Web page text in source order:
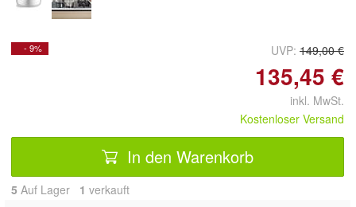
- 9% UVP: 149,00 €
135,45 €
inkl. MwSt.
Kostenloser Versand
In den Warenkorb
5 Auf Lager 1 verkauft